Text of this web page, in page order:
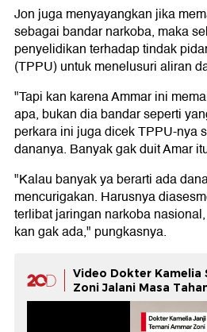
Jon juga menyayangkan jika
sebagai bandar narkoba, maka
penyelidikan terhadap tindak
(TPPU) untuk menelusuri aliran
"Tapi kan karena Ammar ini
apa, bukan dia bandar seperti
perkara ini juga dicek TPPU-nya
dananya. Banyak gak duit Amar
"Kalau banyak ya berarti ada
mencurigakan. Harusnya
terlibat jaringan narkoba
kan gak ada," pungkasnya.
Video Dokter Kamelia
Zoni Jalani Masa